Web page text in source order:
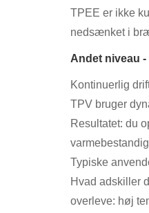
TPEE er ikke
nedsænket i
Andet niveau -
Kontinuerlig
TPV bruger
Resultatet: du
Typiske
Hvad adskiller
overleve: høj